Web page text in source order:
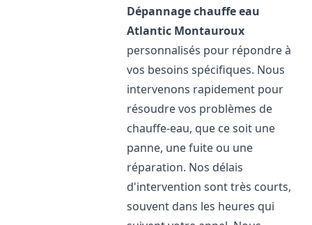
Dépannage chauffe eau
Atlantic Montauroux
personnalisés pour répondre à
vos besoins spécifiques. Nous
intervenons rapidement pour
résoudre vos problèmes de
chauffe-eau, que ce soit une
panne, une fuite ou une
réparation. Nos délais
d'intervention sont très courts,
souvent dans les heures qui